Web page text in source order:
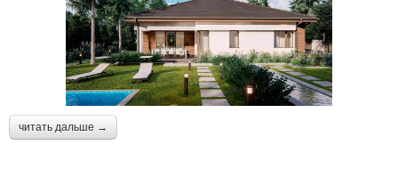
читать дальше →